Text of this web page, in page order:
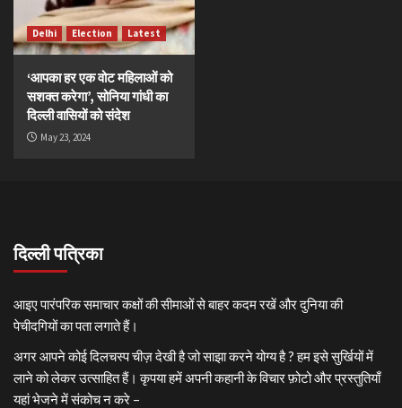
Delhi Election Latest
‘आपका हर एक वोट महिलाओं को
सशक्त करेगा’, सोनिया गांधी का
दिल्ली वासियों को संदेश
May 23, 2024
दिल्ली पत्रिका
आइए पारंपरिक समाचार कक्षों की सीमाओं से बाहर कदम रखें और दुनिया की
पेचीदगियों का पता लगाते हैं।
अगर आपने कोई दिलचस्प चीज़ देखी है जो साझा करने योग्य है ? हम इसे सुर्खियों में
लाने को लेकर उत्साहित हैं। कृपया हमें अपनी कहानी के विचार फ़ोटो और प्रस्तुतियाँ
यहां भेजने में संकोच न करे –